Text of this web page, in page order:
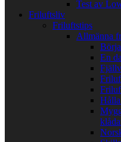
Test av
Friluftsliv
Friluftstips
Allmänna
En